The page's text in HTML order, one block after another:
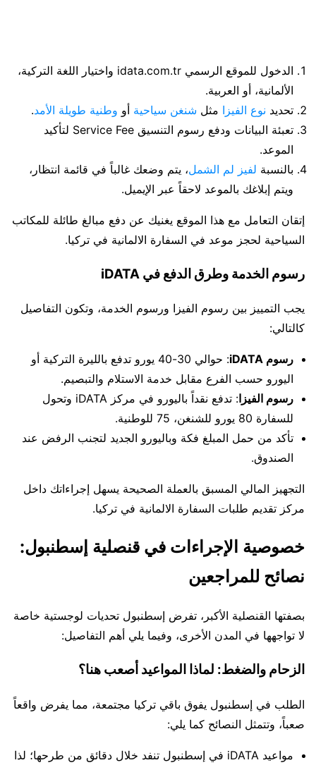
الدخول للموقع الرسمي idata.com.tr واختيار اللغة التركية،
الألمانية، أو العربية.
تحديد نوع الفيزا مثل شنغن سياحية أو وطنية طويلة الأمد.
تعبئة البيانات ودفع رسوم التنسيق Service Fee لتأكيد
الموعد.
بالنسبة لفيز لم الشمل، يتم وضعك غالباً في قائمة انتظار،
ويتم إبلاغك بالموعد لاحقاً عبر الإيميل.
إتقان التعامل مع هذا الموقع يغنيك عن دفع مبالغ طائلة للمكاتب
السياحية لحجز موعد في السفارة الالمانية في تركيا.
رسوم الخدمة وطرق الدفع في iDATA
يجب التمييز بين رسوم الفيزا ورسوم الخدمة، وتكون التفاصيل
كالتالي:
رسوم iDATA
: حوالي 30-40 يورو تدفع بالليرة التركية أو
اليورو حسب الفرع مقابل خدمة الاستلام والتبصيم.
رسوم الفيزا
: تدفع نقداً باليورو في مركز iDATA وتحول
للسفارة 80 يورو للشنغن، 75 للوطنية.
تأكد من حمل المبلغ فكة وباليورو الجديد لتجنب الرفض عند
الصندوق.
التجهيز المالي المسبق بالعملة الصحيحة يسهل إجراءاتك داخل
مركز تقديم طلبات السفارة الالمانية في تركيا.
خصوصية الإجراءات في قنصلية إسطنبول:
نصائح للمراجعين
بصفتها القنصلية الأكبر، تفرض إسطنبول تحديات لوجستية خاصة
لا تواجهها في المدن الأخرى، وفيما يلي أهم التفاصيل:
الزحام والضغط: لماذا المواعيد أصعب هنا؟
الطلب في إسطنبول يفوق باقي تركيا مجتمعة، مما يفرض واقعاً
صعباً، وتتمثل النصائح كما يلي:
مواعيد iDATA في إسطنبول تنفد خلال دقائق من طرحها؛ لذا